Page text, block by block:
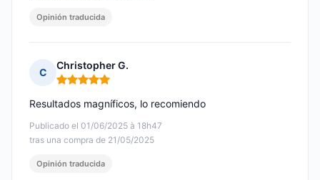
Opinión traducida
C
Christopher G.
Nota: 5 de 5
Publicado el 01/06/2025 à 18h47
tras una compra de 21/05/2025
Resultados magníficos, lo recomiendo
Opinión traducida